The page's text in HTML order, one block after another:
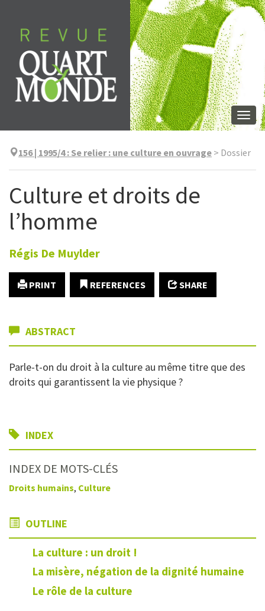
content
156 | 1995/4: Se relier : une culture en ouvrage > Dossier
Culture et droits de
l’homme
Régis De Muylder
PRINT REFERENCES SHARE
ABSTRACT
Parle-t-on du droit à la culture au même titre que des
droits qui garantissent la vie physique ?
INDEX
INDEX DE MOTS-CLÉS
Droits humains, Culture
OUTLINE
La culture : un droit !
La misère, négation de la dignité humaine
Le rôle de la culture